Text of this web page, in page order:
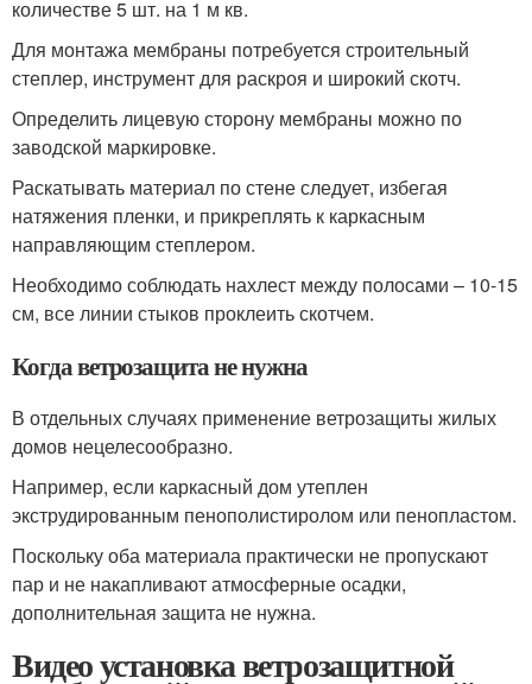
количестве 5 шт. на 1 м кв.
Для монтажа мембраны потребуется строительный
степлер, инструмент для раскроя и широкий скотч.
Определить лицевую сторону мембраны можно по
заводской маркировке.
Раскатывать материал по стене следует, избегая
натяжения пленки, и прикреплять к каркасным
направляющим степлером.
Необходимо соблюдать нахлест между полосами – 10-15
см, все линии стыков проклеить скотчем.
Когда ветрозащита не нужна
В отдельных случаях применение ветрозащиты жилых
домов нецелесообразно.
Например, если каркасный дом утеплен
экструдированным пенополистиролом или пенопластом.
Поскольку оба материала практически не пропускают
пар и не накапливают атмосферные осадки,
дополнительная защита не нужна.
Видео установка ветрозащитной